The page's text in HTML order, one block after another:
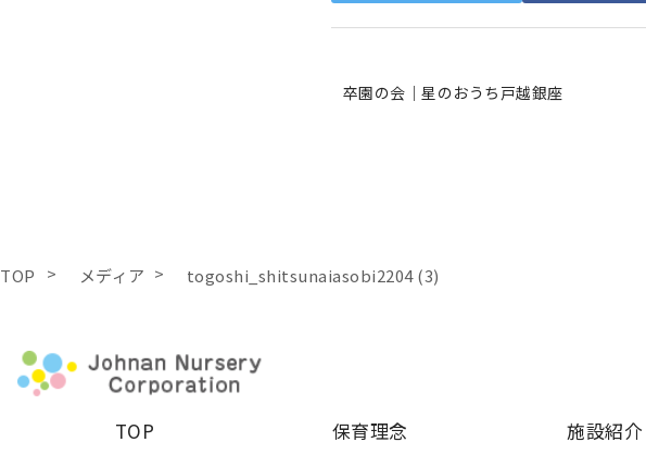
卒園の会｜星のおうち戸越銀座
TOP メディア togoshi_shitsunaiasobi2204 (3)
TOP 保育理念 施設紹介